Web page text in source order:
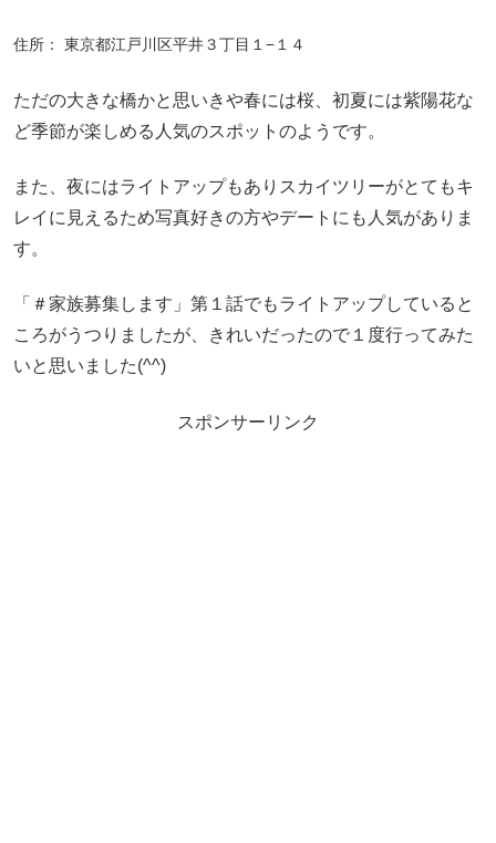
住所： 東京都江戸川区平井３丁目１−１４
ただの大きな橋かと思いきや春には桜、初夏には紫陽花な
ど季節が楽しめる人気のスポットのようです。
また、夜にはライトアップもありスカイツリーがとてもキ
レイに見えるため写真好きの方やデートにも人気がありま
す。
「＃家族募集します」第１話でもライトアップしていると
ころがうつりましたが、きれいだったので１度行ってみた
いと思いました(^^)
スポンサーリンク